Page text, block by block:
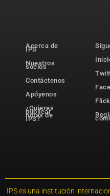
Acerca de
IPS
Nuestros
socios
Contáctenos
Apóyenos
¿Quieres
publicar
notas de
IPS?
IPS es una institución